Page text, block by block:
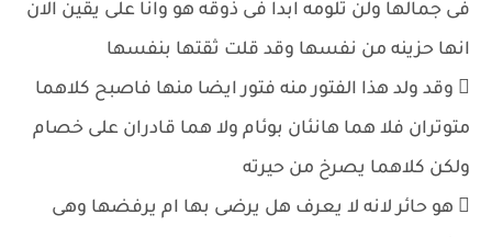
فى جمالها ولن تلومه ابدا فى ذوقه هو وانا على يقين الان
انها حزينه من نفسها وقد قلت ثقتها بنفسها
 وقد ولد هذا الفتور منه فتور ايضا منها فاصبح كلاهما
متوتران فلا هما هانئان بوئام ولا هما قادران على خصام
ولكن كلاهما يصرخ من حيرته
 هو حائر لانه لا يعرف هل يرضى بها ام يرفضها وهى